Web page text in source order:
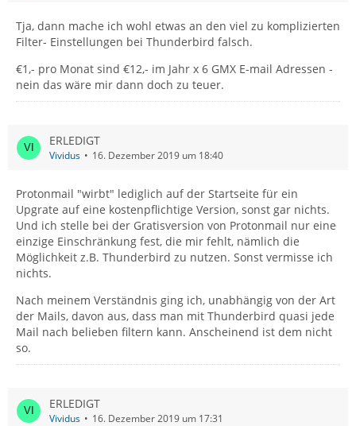
Tja, dann mache ich wohl etwas an den viel zu komplizierten
Filter- Einstellungen bei Thunderbird falsch.
€1,- pro Monat sind €12,- im Jahr x 6 GMX E-mail Adressen -
nein das wäre mir dann doch zu teuer.
ERLEDIGT
Vividus 16. Dezember 2019 um 18:40
Protonmail "wirbt" lediglich auf der Startseite für ein
Upgrate auf eine kostenpflichtige Version, sonst gar nichts.
Und ich stelle bei der Gratisversion von Protonmail nur eine
einzige Einschränkung fest, die mir fehlt, nämlich die
Möglichkeit z.B. Thunderbird zu nutzen. Sonst vermisse ich
nichts.
Nach meinem Verständnis ging ich, unabhängig von der Art
der Mails, davon aus, dass man mit Thunderbird quasi jede
Mail nach belieben filtern kann. Anscheinend ist dem nicht
so.
ERLEDIGT
Vividus 16. Dezember 2019 um 17:31